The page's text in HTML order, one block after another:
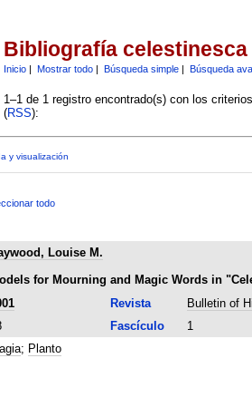
Bibliografía celestinesca
Inicio| Mostrar todo| Búsqueda simple| Búsqueda
1–1 de 1 registro encontrado(s) con los
(RSS):
y visualización
todo
Louise M.
for Mourning and Magic Words in
Revista
Bulletin of
Fascículo
1
; Planto